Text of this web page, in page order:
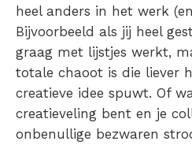
heel anders in het werk
Bijvoorbeeld als jij heel
graag met lijstjes werkt,
totale chaoot is die liever
creatieve idee spuwt. Of
creatieveling bent en je
onbenullige bezwaren